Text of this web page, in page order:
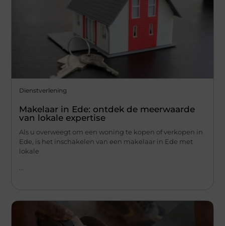
Dienstverlening
Makelaar in Ede: ontdek de meerwaarde
van lokale expertise
Als u overweegt om een woning te kopen of verkopen in
Ede, is het inschakelen van een makelaar in Ede met
lokale
...